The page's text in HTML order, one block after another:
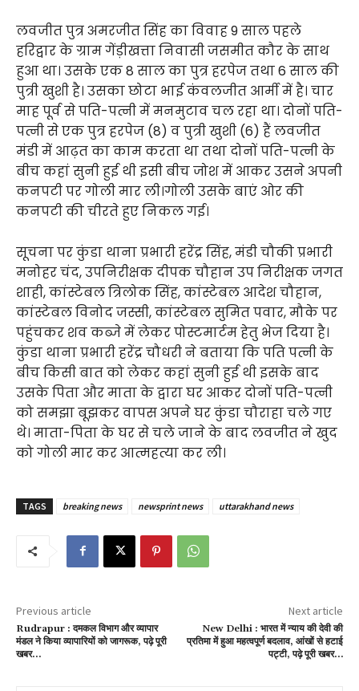
लवजीत पुत्र अमरजीत सिंह का विवाह 9 साल पहले
हरिद्वार के ग्राम गेंड़ीखत्ता निवासी जसमीत कौर के साथ
हुआ था। उसके एक 8 साल का पुत्र हरपेज तथा 6 साल की
पुत्री खुशी है। उसका छोटा भाई कंवलजीत आर्मी में है। चार
माह पूर्व से पति-पत्नी में मनमुटाव चल रहा था। दोनों पति-
पत्नी से एक पुत्र हरपेज (8) व पुत्री खुशी (6) हैं लवजीत
मंडी में आढ़त का काम करता था तथा दोनों पति-पत्नी के
बीच कहां सुनी हुई थी इसी बीच जोश में आकर उसने अपनी
कनपटी पर गोली मार ली।गोली उसके बाएं ओर की
कनपटी की चीरते हुए निकल गई।
सूचना पर कुंडा थाना प्रभारी हरेंद्र सिंह, मंडी चौकी प्रभारी
मनोहर चंद, उपनिरीक्षक दीपक चौहान उप निरीक्षक जगत
शाही, कांस्टेबल त्रिलोक सिंह, कांस्टेबल आदेश चौहान,
कांस्टेबल विनोद जस्सी, कांस्टेबल सुमित पवार, मौके पर
पहुंचकर शव कब्जे में लेकर पोस्टमार्टम हेतु भेज दिया है।
कुंडा थाना प्रभारी हरेंद्र चौधरी ने बताया कि पति पत्नी के
बीच किसी बात को लेकर कहां सुनी हुई थी इसके बाद
उसके पिता और माता के द्वारा घर आकर दोनों पति-पत्नी
को समझा बूझकर वापस अपने घर कुंडा चौराहा चले गए
थे। माता-पिता के घर से चले जाने के बाद लवजीत ने खुद
को गोली मार कर आत्महत्या कर ली।
TAGS breaking news newsprint news uttarakhand news
Previous article
Rudrapur : दमकल विभाग और व्यापार
मंडल ने किया व्यापारियों को जागरूक, पढ़े पूरी
खबर…
Next article
New Delhi : भारत में न्याय की देवी की
प्रतिमा में हुआ महत्वपूर्ण बदलाव, आंखों से हटाई
पट्टी, पढ़े पूरी खबर…